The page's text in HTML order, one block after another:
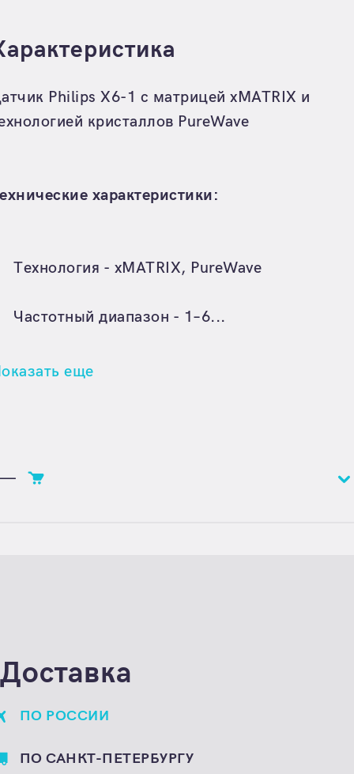
Philips X6-1 с матрицей xMATRIX и
кристаллов PureWave
характеристики:
Технология - xMATRIX, PureWave
Частотный диапазон - 1–6...
еще
—
ПО РОССИИ
ПО САНКТ-ПЕТЕРБУРГУ
Доставка